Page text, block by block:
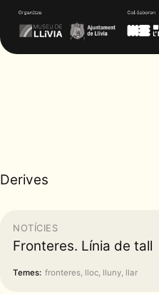
Derives
NOTÍCIES
Fronteres. Línia de tall
Temes: fronteres, lloc, lluny, llar